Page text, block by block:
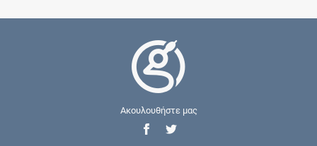
Ακουλουθήστε μας